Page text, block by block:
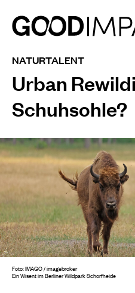
NATURTALENT
Urban
Schuhsohle?
Foto: IMAGO / imagebroker
Ein Wisent im Berliner Wildpark Schorfheide